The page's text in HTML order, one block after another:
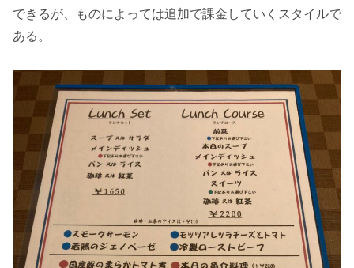
できるが、ものによっては追加で課金していくスタイルで
ある。